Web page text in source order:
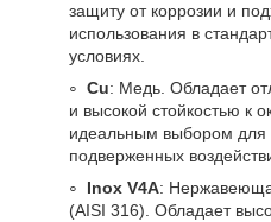
защиту от коррозии и
использования в
условиях.
Cu: Медь. Обладает
и высокой стойкостью к
идеальным выбором для
подверженных
Inox V4A:
(AISI 316). Обладает